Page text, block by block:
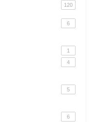
120
6
1
4
5
6